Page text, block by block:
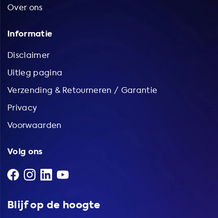
Over ons
Informatie
Disclaimer
Uitleg pagina
Verzending & Retourneren / Garantie
Privacy
Voorwaarden
Volg ons
Blijf op de hoogte